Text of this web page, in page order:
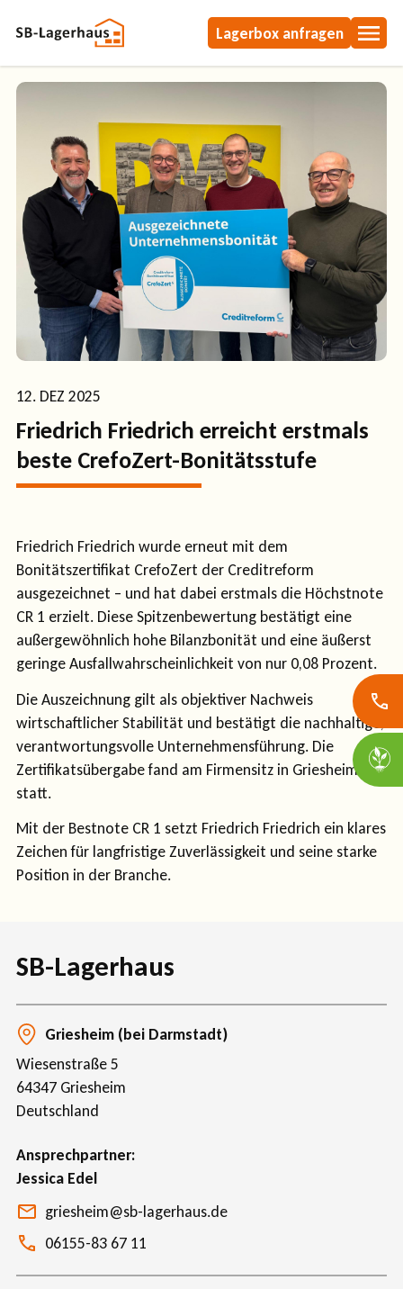
content
Lagerbox anfragen
12. DEZ 2025
Friedrich Friedrich erreicht erstmals
beste CrefoZert-Bonitätsstufe
Friedrich Friedrich wurde erneut mit dem
Bonitätszertifikat CrefoZert der Creditreform
ausgezeichnet – und hat dabei erstmals die Höchstnote
CR 1 erzielt. Diese Spitzenbewertung bestätigt eine
außergewöhnlich hohe Bilanzbonität und eine äußerst
geringe Ausfallwahrscheinlichkeit von nur 0,08 Prozent.
Die Auszeichnung gilt als objektiver Nachweis
wirtschaftlicher Stabilität und bestätigt die nachhaltige,
verantwortungsvolle Unternehmensführung. Die
Zertifikatsübergabe fand am Firmensitz in Griesheim
statt.
Mit der Bestnote CR 1 setzt Friedrich Friedrich ein klares
Zeichen für langfristige Zuverlässigkeit und seine starke
Position in der Branche.
SB-Lagerhaus
Griesheim (bei Darmstadt)
Wiesenstraße 5
64347 Griesheim
Deutschland
Ansprechpartner
Jessica Edel
griesheim@sb-lagerhaus.de
06155-83 67 11